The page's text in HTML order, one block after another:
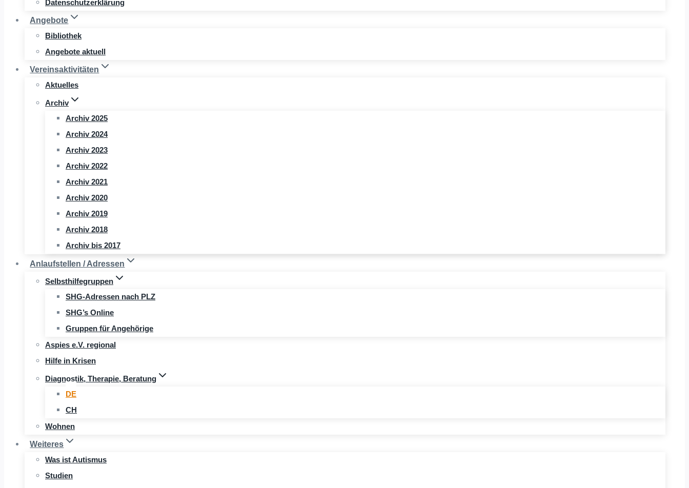
Datenschutzerklärung
Angebote
Bibliothek
Angebote aktuell
Vereinsaktivitäten
Aktuelles
Archiv
Archiv 2025
Archiv 2024
Archiv 2023
Archiv 2022
Archiv 2021
Archiv 2020
Archiv 2019
Archiv 2018
Archiv bis 2017
Anlaufstellen / Adressen
Selbsthilfegruppen
SHG-Adressen nach PLZ
SHG’s Online
Gruppen für Angehörige
Aspies e.V. regional
Hilfe in Krisen
Diagnostik, Therapie, Beratung
DE
CH
Wohnen
Weiteres
Was ist Autismus
Studien